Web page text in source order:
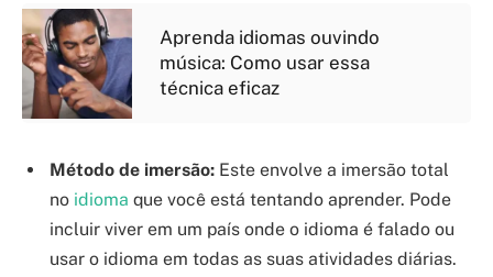
Aprenda idiomas ouvindo
música: Como usar essa
técnica eficaz
Método de imersão: Este envolve a imersão total
no idioma que você está tentando aprender. Pode
incluir viver em um país onde o idioma é falado ou
usar o idioma em todas as suas atividades diárias.